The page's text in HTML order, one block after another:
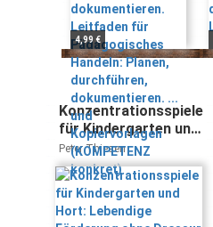
durchführen,
dokumentieren.
... und
Kopiervorlagen
(KOMPETENZ
konkret)
4,99 €
Konzentrationsspiele
für Kindergarten und
Hort: Lebendige
Förderung ohne
Dressur und Streß
Peter Thiesen